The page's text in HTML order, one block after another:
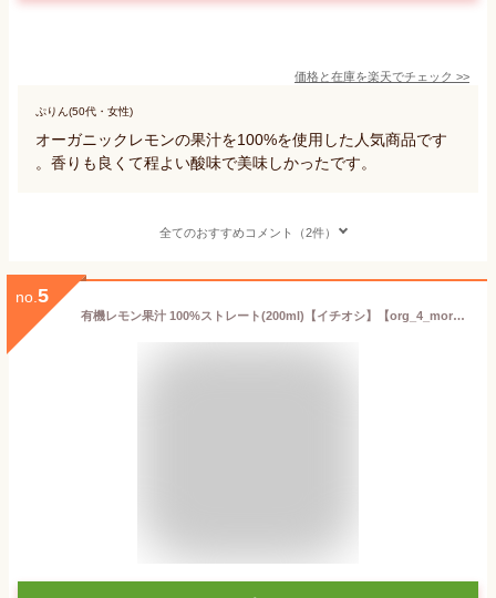
価格と在庫を楽天でチェック >>
ぷりん(50代・女性)
オーガニックレモンの果汁を100%を使用した人気商品です
。香りも良くて程よい酸味で美味しかったです。
全てのおすすめコメント（2件）
no. 5
有機レモン果汁 100%ストレート(200ml)【イチオシ】【org_4_more】【かたすみ】